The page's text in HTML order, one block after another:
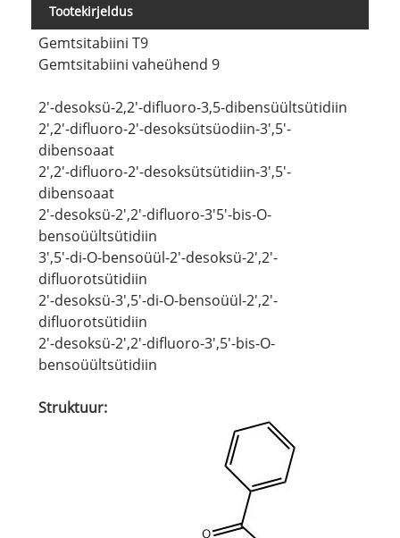
Tootekirjeldus
Gemtsitabiini T9
Gemtsitabiini vaheühend 9
2'-desoksü-2,2'-difluoro-3,5-dibensüültsütidiin
2',2'-difluoro-2'-desoksütsüodiin-3',5'-
dibensoaat
2',2'-difluoro-2'-desoksütsütidiin-3',5'-
dibensoaat
2'-desoksü-2',2'-difluoro-3'5'-bis-O-
bensoüültsütidiin
3',5'-di-O-bensoüül-2'-desoksü-2',2'-
difluorotsütidiin
2'-desoksü-3',5'-di-O-bensoüül-2',2'-
difluorotsütidiin
2'-desoksü-2',2'-difluoro-3',5'-bis-O-
bensoüültsütidiin
Struktuur: